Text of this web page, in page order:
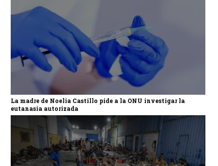
La madre de Noelia Castillo pide a la ONU investigar la
eutanasia autorizada